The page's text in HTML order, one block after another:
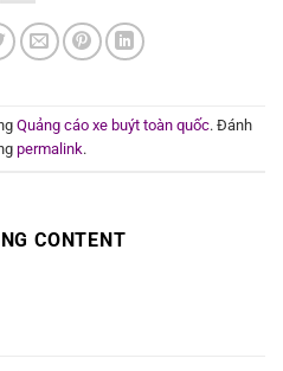
Quảng cáo xe buýt toàn quốc. Đánh
permalink.
CONTENT